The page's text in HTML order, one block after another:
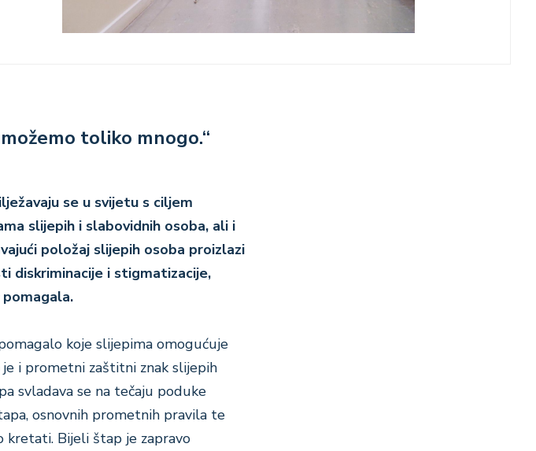
toliko mnogo.“
se u svijetu s ciljem
slijepih i slabovidnih osoba, ali i
položaj slijepih osoba proizlazi
diskriminacije i stigmatizacije,
koje slijepima omogućuje
i prometni zaštitni znak slijepih
svladava se na tečaju poduke
osnovnih prometnih pravila te
kretati. Bijeli štap je zapravo